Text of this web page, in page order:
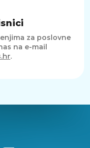
za poslovne
na e-mail
.